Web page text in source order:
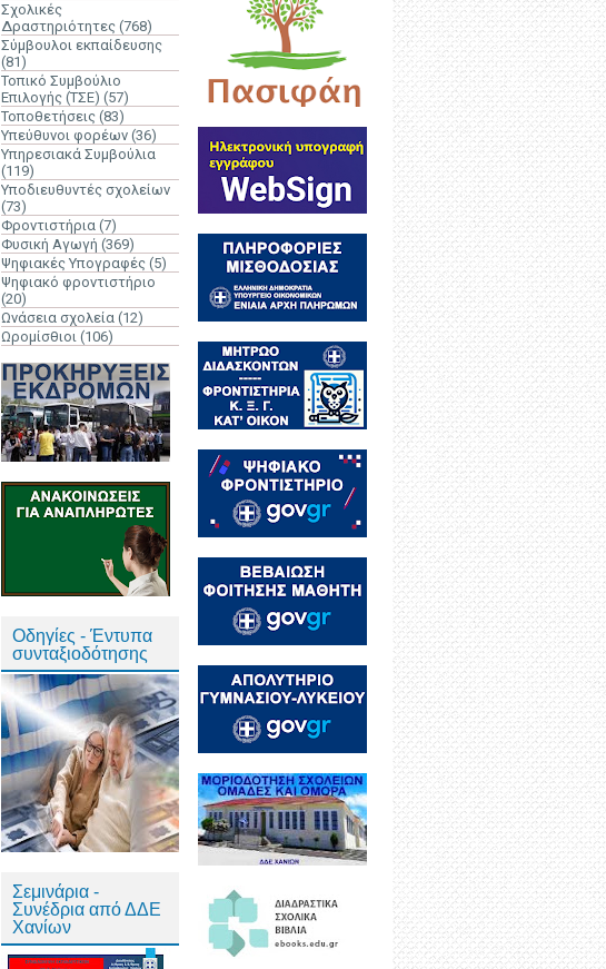
Σχολικές
Δραστηριότητες (768)
Σύμβουλοι εκπαίδευσης
(81)
Τοπικό Συμβούλιο
Επιλογής (ΤΣΕ) (57)
Τοποθετήσεις (83)
Υπεύθυνοι φορέων (36)
Υπηρεσιακά Συμβούλια
(119)
Υποδιευθυντές σχολείων
(73)
Φροντιστήρια (7)
Φυσική Αγωγή (369)
Ψηφιακές Υπογραφές (5)
Ψηφιακό φροντιστήριο
(20)
Ωνάσεια σχολεία (12)
Ωρομίσθιοι (106)
Οδηγίες - Έντυπα
συνταξιοδότησης
Σεμινάρια -
Συνέδρια από ΔΔΕ
Χανίων